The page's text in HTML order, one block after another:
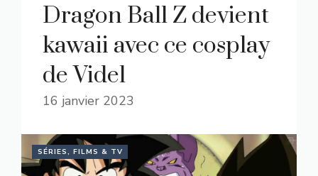
Dragon Ball Z devient
kawaii avec ce cosplay
de Videl
16 janvier 2023
SÉRIES, FILMS & TV